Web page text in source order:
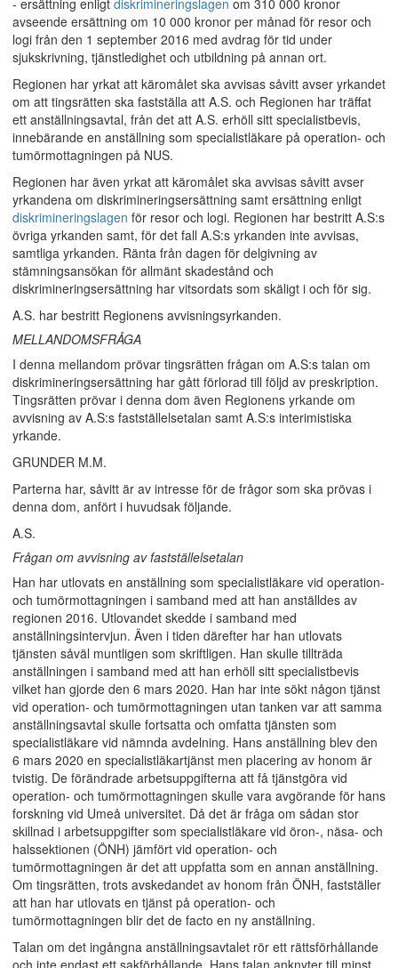
- ersättning enligt diskrimineringslagen om 310 000 kronor
avseende ersättning om 10 000 kronor per månad för resor och
logi från den 1 september 2016 med avdrag för tid under
sjukskrivning, tjänstledighet och utbildning på annan ort.
Regionen har yrkat att käromålet ska avvisas såvitt avser yrkandet
om att tingsrätten ska fastställa att A.S. och Regionen har träffat
ett anställningsavtal, från det att A.S. erhöll sitt specialistbevis,
innebärande en anställning som specialistläkare på operation- och
tumörmottagningen på NUS.
Regionen har även yrkat att käromålet ska avvisas såvitt avser
yrkandena om diskrimineringsersättning samt ersättning enligt
diskrimineringslagen för resor och logi. Regionen har bestritt A.S:s
övriga yrkanden samt, för det fall A.S:s yrkanden inte avvisas,
samtliga yrkanden. Ränta från dagen för delgivning av
stämningsansökan för allmänt skadestånd och
diskrimineringsersättning har vitsordats som skäligt i och för sig.
A.S. har bestritt Regionens avvisningsyrkanden.
MELLANDOMSFRÅGA
I denna mellandom prövar tingsrätten frågan om A.S:s talan om
diskrimineringsersättning har gått förlorad till följd av preskription.
Tingsrätten prövar i denna dom även Regionens yrkande om
avvisning av A.S:s fastställelsetalan samt A.S:s interimistiska
yrkande.
GRUNDER M.M.
Parterna har, såvitt är av intresse för de frågor som ska prövas i
denna dom, anfört i huvudsak följande.
A.S.
Frågan om avvisning av fastställelsetalan
Han har utlovats en anställning som specialistläkare vid operation-
och tumörmottagningen i samband med att han anställdes av
regionen 2016. Utlovandet skedde i samband med
anställningsintervjun. Även i tiden därefter har han utlovats
tjänsten såväl muntligen som skriftligen. Han skulle tillträda
anställningen i samband med att han erhöll sitt specialistbevis
vilket han gjorde den 6 mars 2020. Han har inte sökt någon tjänst
vid operation- och tumörmottagningen utan tanken var att samma
anställningsavtal skulle fortsatta och omfatta tjänsten som
specialistläkare vid nämnda avdelning. Hans anställning blev den
6 mars 2020 en specialistläkartjänst men placering av honom är
tvistig. De förändrade arbetsuppgifterna att få tjänstgöra vid
operation- och tumörmottagningen skulle vara avgörande för hans
forskning vid Umeå universitet. Då det är fråga om sådan stor
skillnad i arbetsuppgifter som specialistläkare vid öron-, näsa- och
halssektionen (ÖNH) jämfört vid operation- och
tumörmottagningen är det att uppfatta som en annan anställning.
Om tingsrätten, trots avskedandet av honom från ÖNH, fastställer
att han har utlovats en tjänst på operation- och
tumörmottagningen blir det de facto en ny anställning.
Talan om det ingångna anställningsavtalet rör ett rättsförhållande
och inte endast ett sakförhållande. Hans talan anknyter till minst